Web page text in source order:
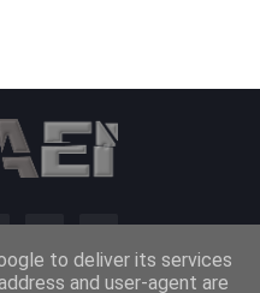
to deliver its services
and user-agent are